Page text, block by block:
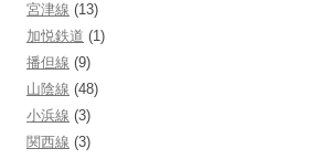
宮津線 (13)
加悦鉄道 (1)
播但線 (9)
山陰線 (48)
小浜線 (3)
関西線 (3)